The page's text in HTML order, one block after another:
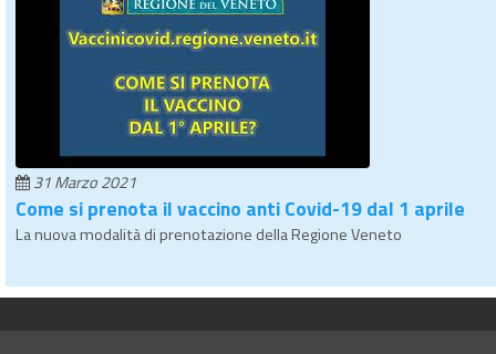
31 Marzo 2021
Come si prenota il vaccino anti Covid-19 dal 1 aprile
La nuova modalità di prenotazione della Regione Veneto